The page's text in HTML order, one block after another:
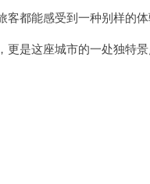
都能感受到一种别样的体
是这座城市的一处独特景